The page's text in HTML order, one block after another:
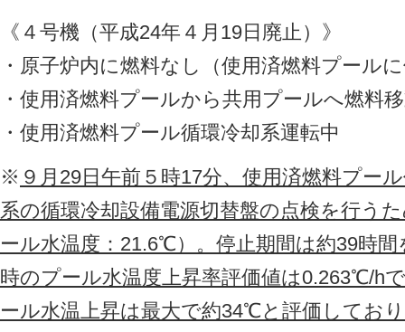
《４号機（平成24年４月19日廃止）》
・原子炉内に燃料なし（使用済燃料プール
・使用済燃料プールから共用プールへ燃料
・使用済燃料プール循環冷却系運転中
※ ９月29日午前５時17分、使用済燃料プー
系の循環冷却設備電源切替盤の点検を行う
ール水温度：21.6℃）。停止期間は約39時
時のプール水温度上昇率評価値は0.263℃/h
ール水温上昇は最大で約34℃と評価してお